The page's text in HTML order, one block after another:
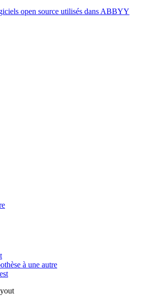
open source utilisés dans ABBYY
à une autre